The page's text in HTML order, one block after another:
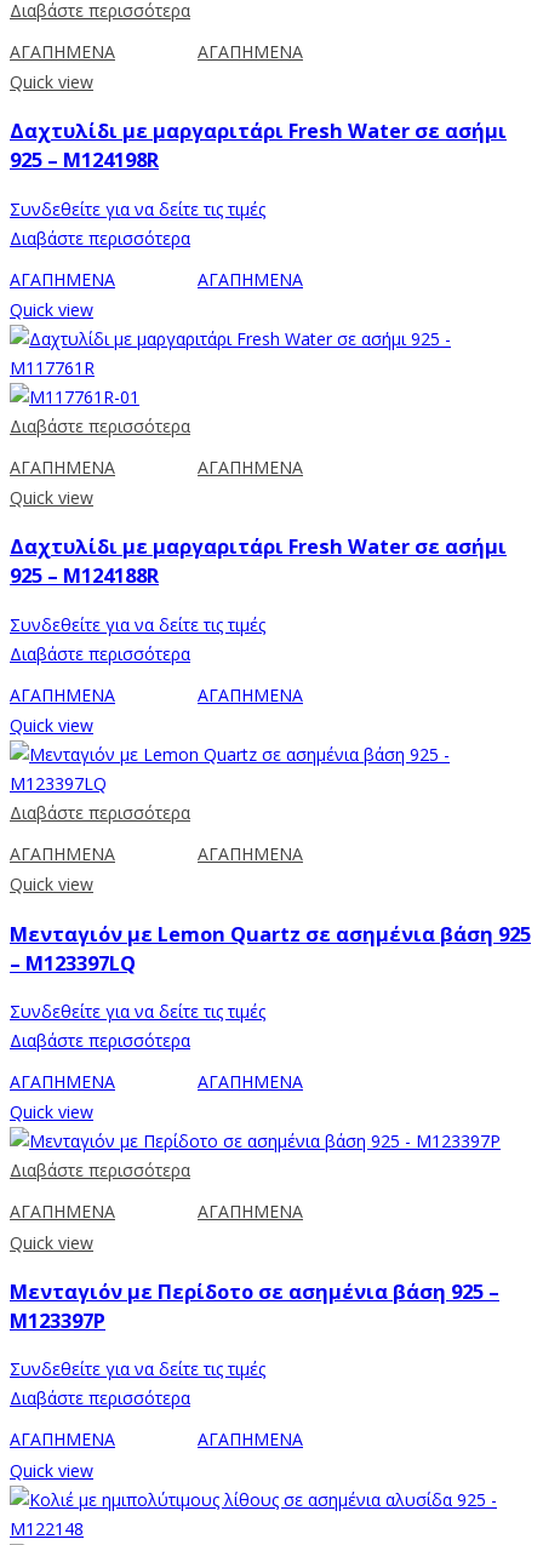
Διαβάστε περισσότερα
ΑΓΑΠΗΜΕΝΑ
ΑΓΑΠΗΜΕΝΑ
Quick view
Δαχτυλίδι με μαργαριτάρι Fresh Water σε ασήμι
925 – M124198R
Συνδεθείτε για να δείτε τις τιμές
Διαβάστε περισσότερα
ΑΓΑΠΗΜΕΝΑ
ΑΓΑΠΗΜΕΝΑ
Quick view
Διαβάστε περισσότερα
ΑΓΑΠΗΜΕΝΑ
ΑΓΑΠΗΜΕΝΑ
Quick view
Δαχτυλίδι με μαργαριτάρι Fresh Water σε ασήμι
925 – M124188R
Συνδεθείτε για να δείτε τις τιμές
Διαβάστε περισσότερα
ΑΓΑΠΗΜΕΝΑ
ΑΓΑΠΗΜΕΝΑ
Quick view
Διαβάστε περισσότερα
ΑΓΑΠΗΜΕΝΑ
ΑΓΑΠΗΜΕΝΑ
Quick view
Μενταγιόν με Lemon Quartz σε ασημένια βάση 925
– M123397LQ
Συνδεθείτε για να δείτε τις τιμές
Διαβάστε περισσότερα
ΑΓΑΠΗΜΕΝΑ
ΑΓΑΠΗΜΕΝΑ
Quick view
Διαβάστε περισσότερα
ΑΓΑΠΗΜΕΝΑ
ΑΓΑΠΗΜΕΝΑ
Quick view
Μενταγιόν με Περίδοτο σε ασημένια βάση 925 –
M123397P
Συνδεθείτε για να δείτε τις τιμές
Διαβάστε περισσότερα
ΑΓΑΠΗΜΕΝΑ
ΑΓΑΠΗΜΕΝΑ
Quick view